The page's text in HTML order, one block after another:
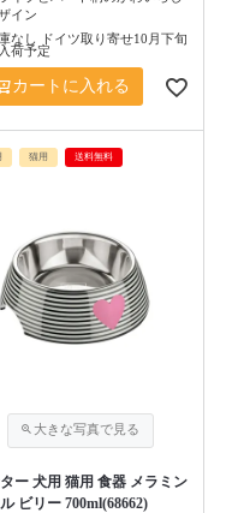
イン
なし ドイツ取り寄せ10月下旬
荷予定
カートに入れる
猫用 送料無料
ー 犬用 猫用 食器 メラミン
ビリー 700ml(68662)